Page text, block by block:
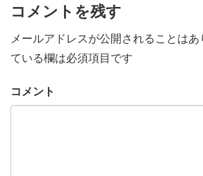
コメントを残す
メールアドレスが公開されることはあ
ている欄は必須項目です
コメント